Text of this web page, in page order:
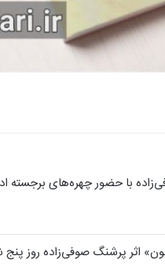
با حضور چهره‌های برجسته